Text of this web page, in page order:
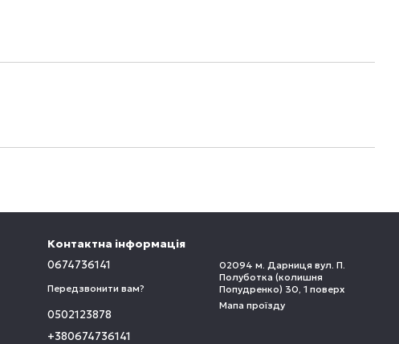
Контактна інформація
0674736141
Передзвонити вам?
0502123878
+380674736141
02094 м. Дарниця вул. П.
Полуботка (колишня
Попудренко) 30, 1 поверх
Мапа проїзду